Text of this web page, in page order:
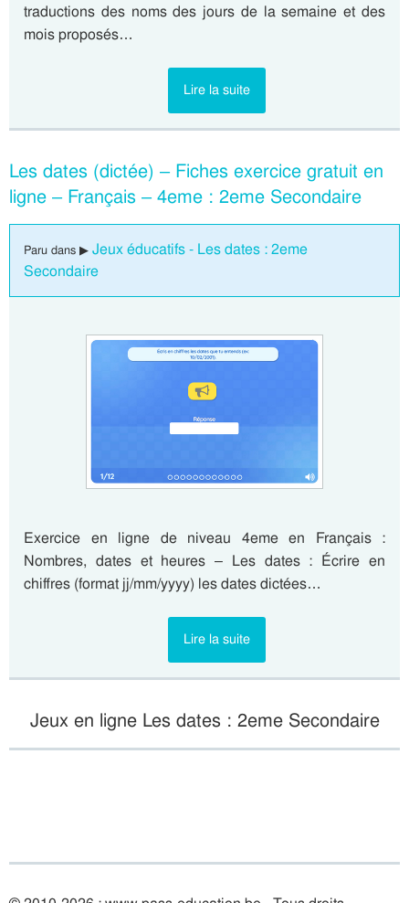
traductions des noms des jours de la semaine et des
mois proposés…
Lire la suite
Les dates (dictée) – Fiches exercice gratuit en
ligne – Français – 4eme : 2eme Secondaire
Paru dans ▶ Jeux éducatifs - Les dates : 2eme
Secondaire
Exercice en ligne de niveau 4eme en Français :
Nombres, dates et heures – Les dates : Écrire en
chiffres (format jj/mm/yyyy) les dates dictées…
Lire la suite
Jeux en ligne Les dates : 2eme Secondaire